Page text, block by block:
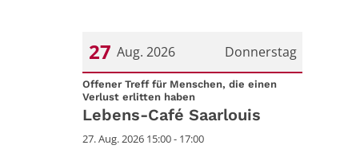
Donnerstag
27 Aug. 2026
Datum: 27. August 2026
Offener Treff für Menschen, die einen
Verlust erlitten haben:
Lebens-Café Saarlouis
27. Aug. 2026 15:00 - 17:00